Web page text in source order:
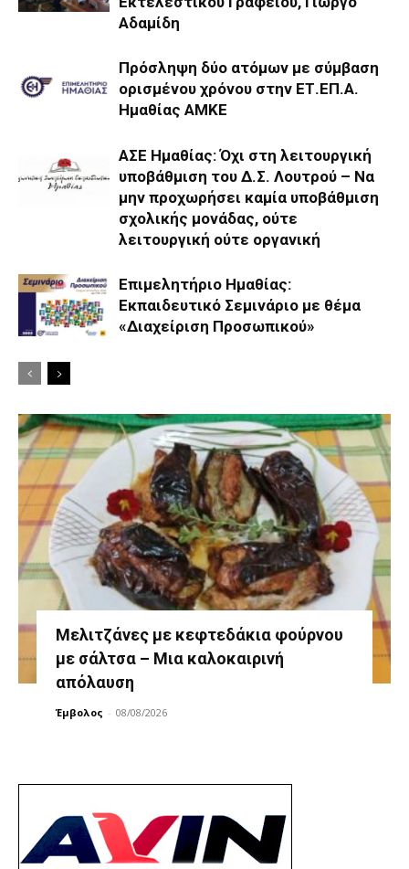
Αδαμίδη
Πρόσληψη δύο ατόμων με σύμβαση
ορισμένου χρόνου στην ΕΤ.ΕΠ.Α.
Ημαθίας ΑΜΚΕ
ΑΣΕ Ημαθίας: Όχι στη λειτουργική
υποβάθμιση του Δ.Σ. Λουτρού – Να
μην προχωρήσει καμία υποβάθμιση
σχολικής μονάδας, ούτε
λειτουργική ούτε οργανική
Επιμελητήριο Ημαθίας:
Εκπαιδευτικό Σεμινάριο με θέμα
«Διαχείριση Προσωπικού»
Μελιτζάνες με κεφτεδάκια φούρνου
με σάλτσα – Μια καλοκαιρινή
απόλαυση
Έμβολος - 08/08/2026